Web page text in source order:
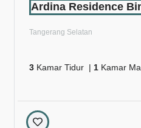
Ardina Residence
Tangerang Selatan
3 Kamar Tidur | 1 Kamar